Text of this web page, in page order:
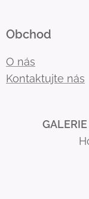
Obchod
O nás
Kontaktujte nás
GALERIE